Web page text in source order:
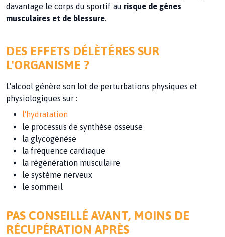
davantage le corps du sportif au risque de gênes
musculaires et de blessure.
DES EFFETS DÉLÈTÉRES SUR
L'ORGANISME ?
L'alcool génère son lot de perturbations physiques et
physiologiques sur :
l'hydratation
le processus de synthèse osseuse
la glycogénèse
la fréquence cardiaque
la régénération musculaire
le système nerveux
le sommeil
PAS CONSEILLÉ AVANT, MOINS DE
RÉCUPÉRATION APRÈS